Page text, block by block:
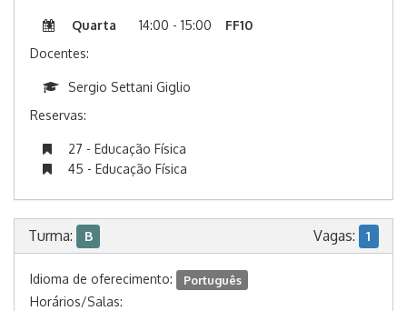
Quarta 14:00 - 15:00
FF10
Docentes:
Sergio Settani Giglio
Reservas:
27 - Educação Física
45 - Educação Física
Turma: B Vagas: 1
Idioma de oferecimento: Português
Horários/Salas: